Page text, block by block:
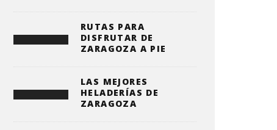
RUTAS PARA
DISFRUTAR DE
ZARAGOZA A PIE
LAS MEJORES
HELADERÍAS DE
ZARAGOZA